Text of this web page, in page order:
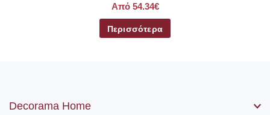
Από 54.34€
Περισσότερα
Decorama Home